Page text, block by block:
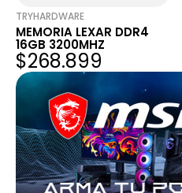
TRYHARDWARE
MEMORIA LEXAR DDR4
16GB 3200MHZ
$268.899